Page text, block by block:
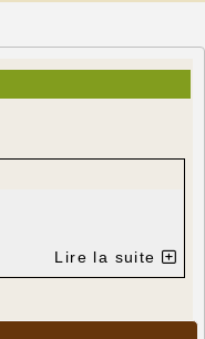
Lire la suite